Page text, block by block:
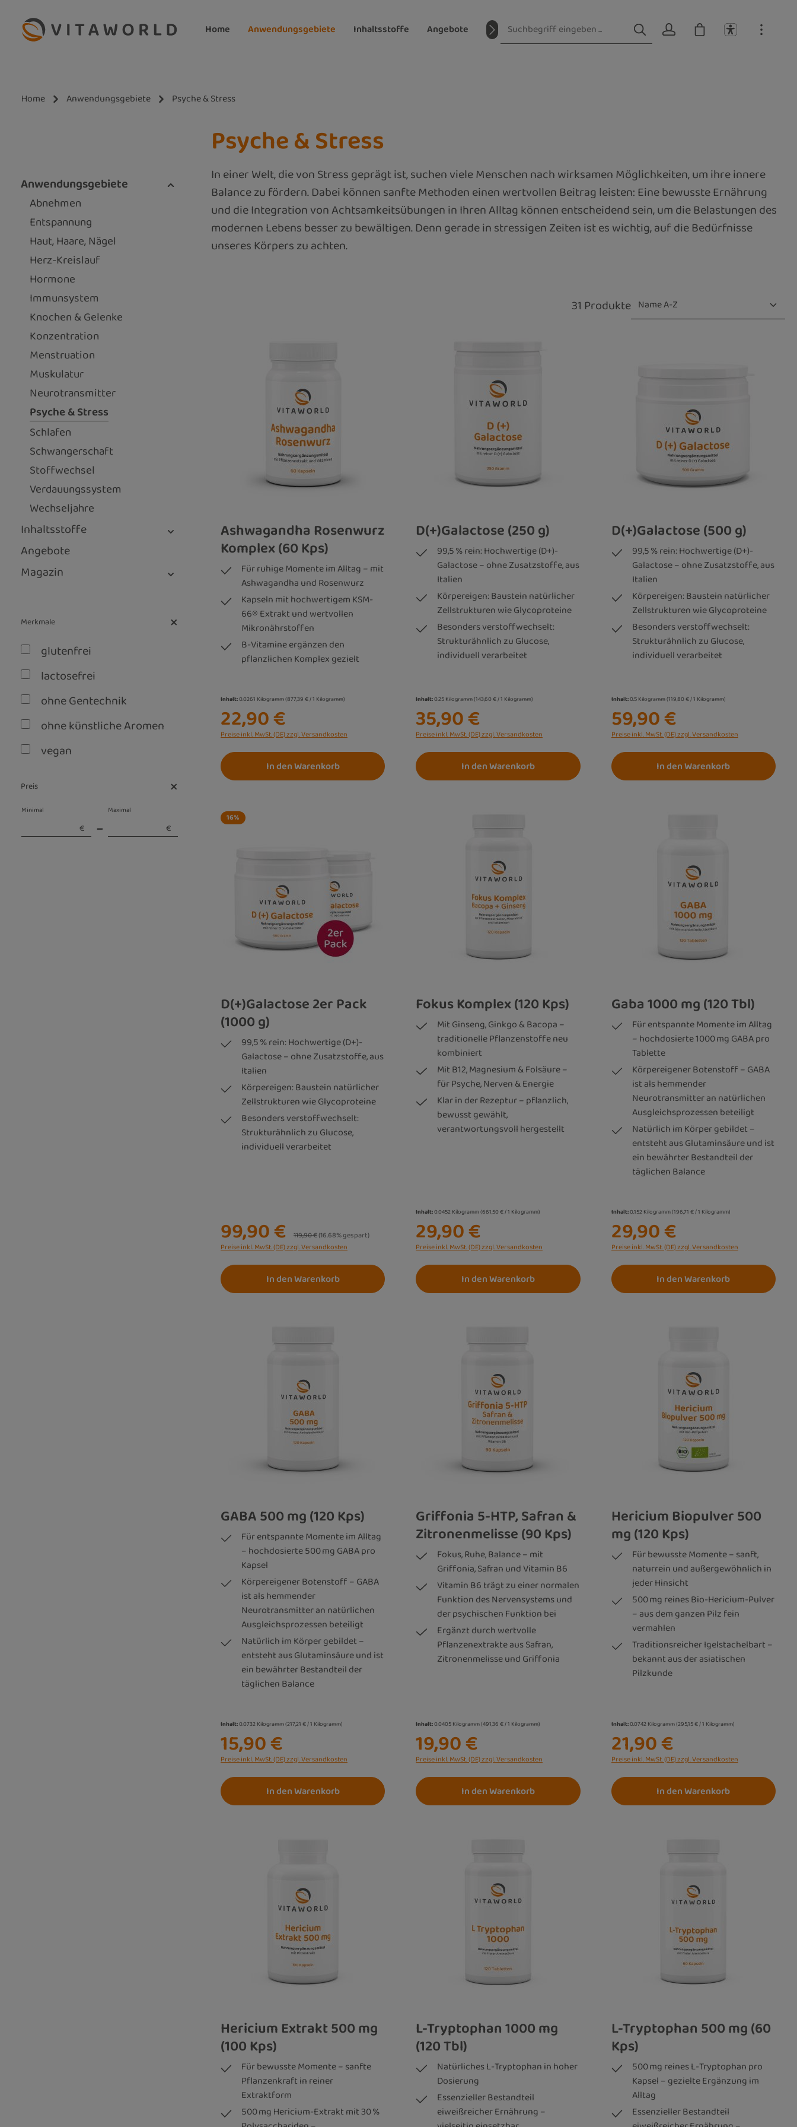
Hauptinhalt springen
Zur Suche springen
Zur Hauptnavigation springen
Home Anwendungsgebiete Inhaltsstoffe Angebote Magazin
Home Anwendungsgebiete Psyche & Stress
Anwendungsgebiete
Abnehmen
Entspannung
Haut, Haare, Nägel
Herz-Kreislauf
Hormone
Immunsystem
Knochen & Gelenke
Konzentration
Menstruation
Muskulatur
Neurotransmitter
Psyche & Stress
Schlafen
Schwangerschaft
Stoffwechsel
Verdauungssystem
Wechseljahre
Inhaltsstoffe
Angebote
Magazin
Merkmale
glutenfrei
lactosefrei
ohne Gentechnik
ohne künstliche Aromen
vegan
Preis
Minimal
€ –
Maximal
€
Psyche & Stress
In einer Welt, die von Stress geprägt ist, suchen viele Menschen nach wirksamen Möglichkeiten, um ihre innere
Balance zu fördern. Dabei können sanfte Methoden einen wertvollen Beitrag leisten: Eine bewusste Ernährung
und die Integration von Achtsamkeitsübungen in Ihren Alltag können entscheidend sein, um die Belastungen des
modernen Lebens besser zu bewältigen. Denn gerade in stressigen Zeiten ist es wichtig, auf die Bedürfnisse
unseres Körpers zu achten.
31 Produkte
Ashwagandha Rosenwurz
Komplex (60 Kps)
Für ruhige Momente im Alltag – mit
Ashwagandha und Rosenwurz
Kapseln mit hochwertigem KSM-
66® Extrakt und wertvollen
Mikronährstoffen
B-Vitamine ergänzen den
pflanzlichen Komplex gezielt
Inhalt:0.0261 Kilogramm(877,39 € / 1 Kilogramm)
22,90 €
Preise inkl. MwSt. (DE) zzgl. Versandkosten
In den Warenkorb
D(+)Galactose (250 g)
99,5 % rein: Hochwertige (D+)-
Galactose – ohne Zusatzstoffe, aus
Italien
Körpereigen: Baustein natürlicher
Zellstrukturen wie Glycoproteine
Besonders verstoffwechselt:
Strukturähnlich zu Glucose,
individuell verarbeitet
Inhalt:0.25 Kilogramm(143,60 € / 1 Kilogramm)
35,90 €
Preise inkl. MwSt. (DE) zzgl. Versandkosten
In den Warenkorb
D(+)Galactose (500 g)
99,5 % rein: Hochwertige (D+)-
Galactose – ohne Zusatzstoffe, aus
Italien
Körpereigen: Baustein natürlicher
Zellstrukturen wie Glycoproteine
Besonders verstoffwechselt:
Strukturähnlich zu Glucose,
individuell verarbeitet
Inhalt:0.5 Kilogramm(119,80 € / 1 Kilogramm)
59,90 €
Preise inkl. MwSt. (DE) zzgl. Versandkosten
In den Warenkorb
16%
D(+)Galactose 2er Pack
(1000 g)
99,5 % rein: Hochwertige (D+)-
Galactose – ohne Zusatzstoffe, aus
Italien
Körpereigen: Baustein natürlicher
Zellstrukturen wie Glycoproteine
Besonders verstoffwechselt:
Strukturähnlich zu Glucose,
individuell verarbeitet
99,90 € Regulärer Preis:
119,90 €(16.68% gespart)
Preise inkl. MwSt. (DE) zzgl. Versandkosten
In den Warenkorb
Fokus Komplex (120 Kps)
Mit Ginseng, Ginkgo & Bacopa –
traditionelle Pflanzenstoffe neu
kombiniert
Mit B12, Magnesium & Folsäure –
für Psyche, Nerven & Energie
Klar in der Rezeptur – pflanzlich,
bewusst gewählt,
verantwortungsvoll hergestellt
Inhalt:0.0452 Kilogramm(661,50 € / 1 Kilogramm)
29,90 €
Preise inkl. MwSt. (DE) zzgl. Versandkosten
In den Warenkorb
Gaba 1000 mg (120 Tbl)
Für entspannte Momente im Alltag
– hochdosierte 1000 mg GABA pro
Tablette
Körpereigener Botenstoff – GABA
ist als hemmender
Neurotransmitter an natürlichen
Ausgleichsprozessen beteiligt
Natürlich im Körper gebildet –
entsteht aus Glutaminsäure und ist
ein bewährter Bestandteil der
täglichen Balance
Inhalt:0.152 Kilogramm(196,71 € / 1 Kilogramm)
29,90 €
Preise inkl. MwSt. (DE) zzgl. Versandkosten
In den Warenkorb
GABA 500 mg (120 Kps)
Für entspannte Momente im Alltag
– hochdosierte 500 mg GABA pro
Kapsel
Körpereigener Botenstoff – GABA
ist als hemmender
Neurotransmitter an natürlichen
Ausgleichsprozessen beteiligt
Natürlich im Körper gebildet –
entsteht aus Glutaminsäure und ist
ein bewährter Bestandteil der
täglichen Balance
Inhalt:0.0732 Kilogramm(217,21 € / 1 Kilogramm)
15,90 €
Preise inkl. MwSt. (DE) zzgl. Versandkosten
In den Warenkorb
Griffonia 5-HTP, Safran &
Zitronenmelisse (90 Kps)
Fokus, Ruhe, Balance – mit
Griffonia, Safran und Vitamin B6
Vitamin B6 trägt zu einer normalen
Funktion des Nervensystems und
der psychischen Funktion bei
Ergänzt durch wertvolle
Pflanzenextrakte aus Safran,
Zitronenmelisse und Griffonia
Inhalt:0.0405 Kilogramm(491,36 € / 1 Kilogramm)
19,90 €
Preise inkl. MwSt. (DE) zzgl. Versandkosten
In den Warenkorb
Hericium Biopulver 500
mg (120 Kps)
Für bewusste Momente – sanft,
naturrein und außergewöhnlich in
jeder Hinsicht
500 mg reines Bio-Hericium-Pulver
– aus dem ganzen Pilz fein
vermahlen
Traditionsreicher Igelstachelbart –
bekannt aus der asiatischen
Pilzkunde
Inhalt:0.0742 Kilogramm(295,15 € / 1 Kilogramm)
21,90 €
Preise inkl. MwSt. (DE) zzgl. Versandkosten
In den Warenkorb
Hericium Extrakt 500 mg
(100 Kps)
Für bewusste Momente – sanfte
Pflanzenkraft in reiner
Extraktform
500 mg Hericium-Extrakt mit 30 %
L-Tryptophan 1000 mg
(120 Tbl)
Natürliches L-Tryptophan in hoher
Dosierung
Essenzieller Bestandteil
eiweißreicher Ernährung –
L-Tryptophan 500 mg (60
Kps)
500 mg reines L-Tryptophan pro
Kapsel – gezielte Ergänzung im
Alltag
Essenzieller Bestandteil